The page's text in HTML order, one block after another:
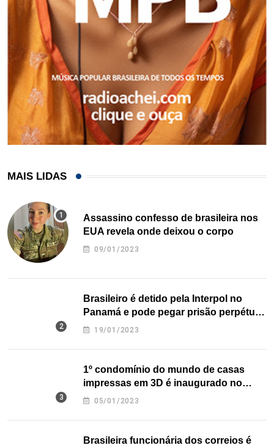
MAIS LIDAS
Assassino confesso de brasileira nos
EUA revela onde deixou o corpo
09/01/2023
Brasileiro é detido pela Interpol no
Panamá e pode pegar prisão perpétua
nos EUA
19/01/2023
1º condomínio do mundo de casas
impressas em 3D é inaugurado no
Texas
05/01/2023
Brasileira funcionária dos correios é